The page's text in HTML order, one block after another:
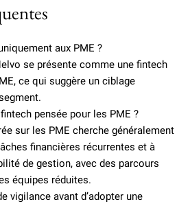
aux PME ?
se présente comme une fintech
ce qui suggère un ciblage
pensée pour les PME ?
sur les PME cherche généralement
financières récurrentes et à
de gestion, avec des parcours
équipes réduites.
vigilance avant d’adopter une